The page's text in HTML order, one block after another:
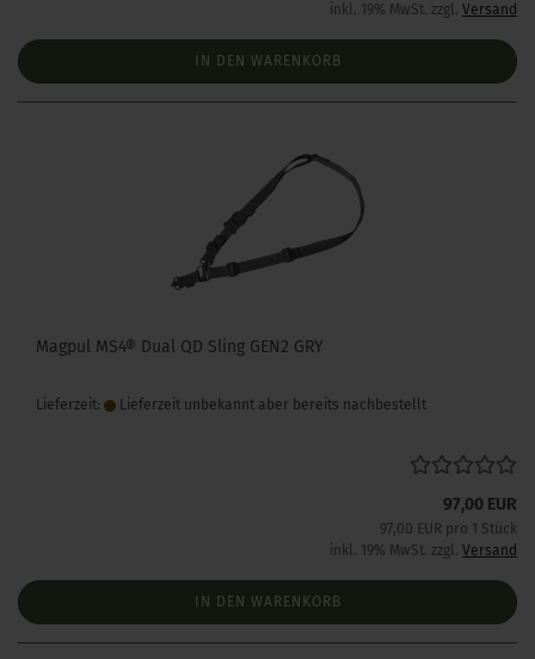
inkl. 19% MwSt. zzgl. Versand
IN DEN WARENKORB
Magpul MS4® Dual QD Sling GEN2 GRY
Lieferzeit: Lieferzeit unbekannt aber bereits nachbestellt
97,00 EUR
97,00 EUR pro 1 Stück
inkl. 19% MwSt. zzgl. Versand
IN DEN WARENKORB